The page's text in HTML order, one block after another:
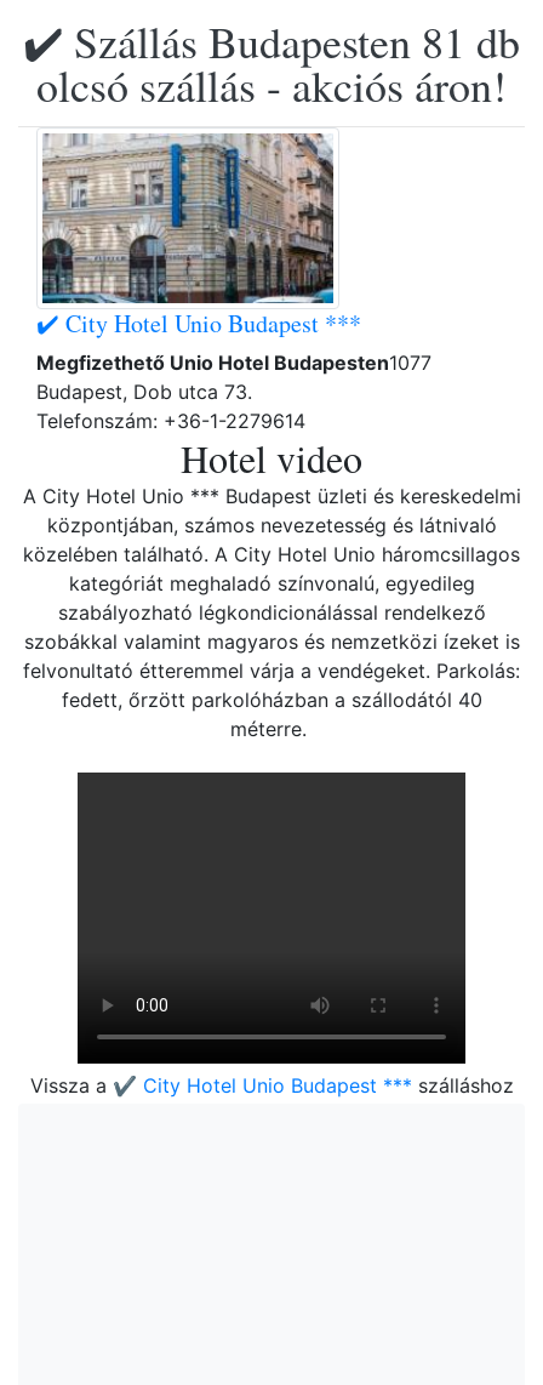
✔️ Szállás Budapesten 81 db
olcsó szállás - akciós áron!
✔️ City Hotel Unio Budapest ***
Megfizethető Unio Hotel Budapesten1077
Budapest, Dob utca 73.
Telefonszám: +36-1-2279614
Hotel video
A City Hotel Unio *** Budapest üzleti és kereskedelmi
központjában, számos nevezetesség és látnivaló
közelében található. A City Hotel Unio háromcsillagos
kategóriát meghaladó színvonalú, egyedileg
szabályozható légkondicionálással rendelkező
szobákkal valamint magyaros és nemzetközi ízeket is
felvonultató étteremmel várja a vendégeket. Parkolás:
fedett, őrzött parkolóházban a szállodától 40
méterre.
Vissza a ✔️ City Hotel Unio Budapest *** szálláshoz